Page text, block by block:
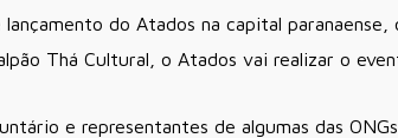
do Atados na capital
Thá Cultural, o Atados vai realizar o
e representantes de algumas das